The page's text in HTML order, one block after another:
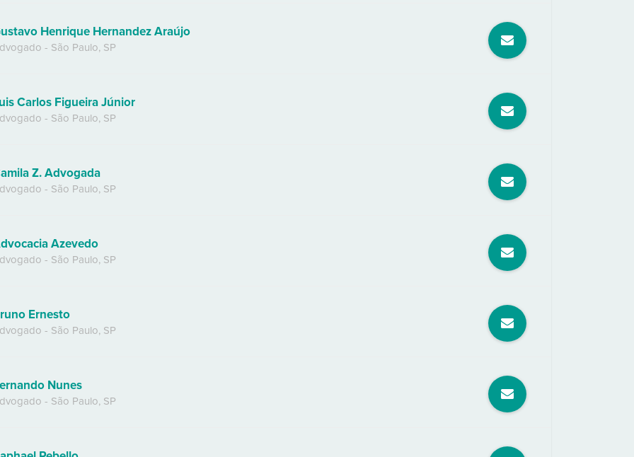
Henrique Hernandez Araújo
- São Paulo, SP
Carlos Figueira Júnior
- São Paulo, SP
Z. Advogada
- São Paulo, SP
Azevedo
- São Paulo, SP
Ernesto
- São Paulo, SP
Nunes
- São Paulo, SP